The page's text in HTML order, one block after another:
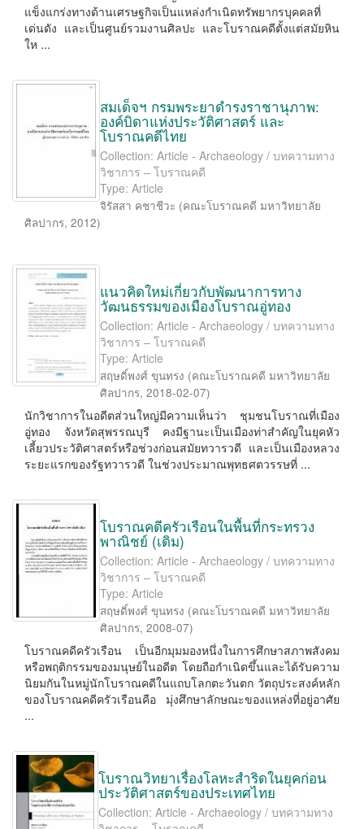
แข็งแกร่งทางด้านเศรษฐกิจเป็นแหล่งกำเนิดทรัพยากรบุคคลที่
เด่นดัง และเป็นศูนย์รวมงานศิลปะ และโบราณคดีตั้งแต่สมัยหิน
ให ...
สมเด็จฯ กรมพระยาดำรงราชานุภาพ:
องค์บิดาแห่งประวัติศาสตร์ และ
โบราณคดีไทย
Collection: Article - Archaeology / บทความทาง
วิชาการ – โบราณคดี
Type: Article
จิรัสสา คชาชีวะ (คณะโบราณคดี มหาวิทยาลัย
ศิลปากร, 2012)
แนวคิดใหม่เกี่ยวกับพัฒนาการทาง
วัฒนธรรมของเมืองโบราณอู่ทอง
Collection: Article - Archaeology / บทความทาง
วิชาการ – โบราณคดี
Type: Article
สฤษดิ์พงศ์ ขุนทรง (คณะโบราณคดี มหาวิทยาลัย
ศิลปากร, 2018-02-07)
นักวิชาการในอดีตส่วนใหญ่มีความเห็นว่า ชุมชนโบราณที่เมือง
อู่ทอง จังหวัดสุพรรณบุรี คงมีฐานะเป็นเมืองท่าสำคัญในยุคหัว
เลี้ยวประวัติศาสตร์หรือช่วงก่อนสมัยทวารวดี และเป็นเมืองหลวง
ระยะแรกของรัฐทวารวดี ในช่วงประมาณพุทธศตวรรษที่ ...
โบราณคดีครัวเรือนในพื้นที่กระทรวง
พาณิชย์ (เดิม)
Collection: Article - Archaeology / บทความทาง
วิชาการ – โบราณคดี
Type: Article
สฤษดิ์พงศ์ ขุนทรง (คณะโบราณคดี มหาวิทยาลัย
ศิลปากร, 2008-07)
โบราณคดีครัวเรือน เป็นอีกมุมมองหนึ่งในการศึกษาสภาพสังคม
หรือพฤติกรรมของมนุษย์ในอดีต โดยถือกำเนิดขึ้นและได้รับความ
นิยมกันในหมู่นักโบราณคดีในแถบโลกตะวันตก วัตถุประสงค์หลัก
ของโบราณคดีครัวเรือนคือ มุ่งศึกษาลักษณะของแหล่งที่อยู่อาศัย
...
โบราณวิทยาเรื่องโลหะสำริดในยุคก่อน
ประวัติศาสตร์ของประเทศไทย
Collection: Article - Archaeology / บทความทาง